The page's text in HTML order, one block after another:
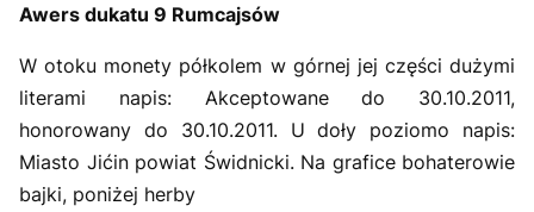
Awers dukatu 9 Rumcajsów
W otoku monety półkolem w górnej jej części dużymi
literami napis: Akceptowane do 30.10.2011,
honorowany do 30.10.2011. U doły poziomo napis:
Miasto Jićin powiat Świdnicki. Na grafice bohaterowie
bajki, poniżej herby